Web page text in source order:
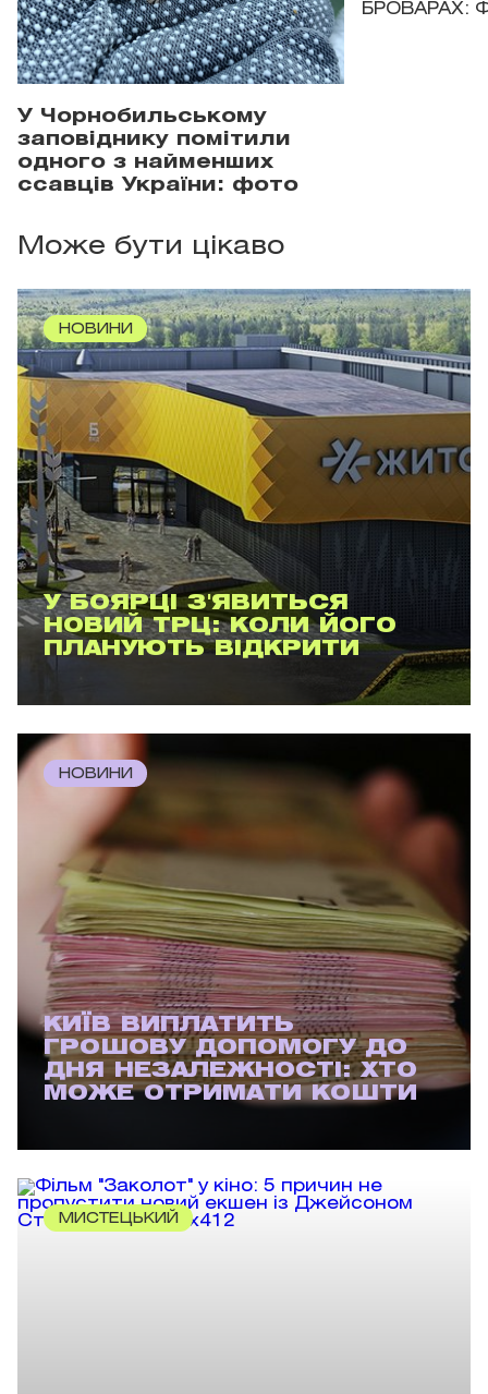
У Чорнобильському
заповіднику помітили
одного з найменших
ссавців України: фото
БРОВАРАХ:
Може бути цікаво
НОВИНИ
У БОЯРЦІ З'ЯВИТЬСЯ
НОВИЙ ТРЦ: КОЛИ ЙОГО
ПЛАНУЮТЬ ВІДКРИТИ
НОВИНИ
КИЇВ ВИПЛАТИТЬ
ГРОШОВУ ДОПОМОГУ ДО
ДНЯ НЕЗАЛЕЖНОСТІ: ХТО
МОЖЕ ОТРИМАТИ КОШТИ
МИСТЕЦЬКИЙ